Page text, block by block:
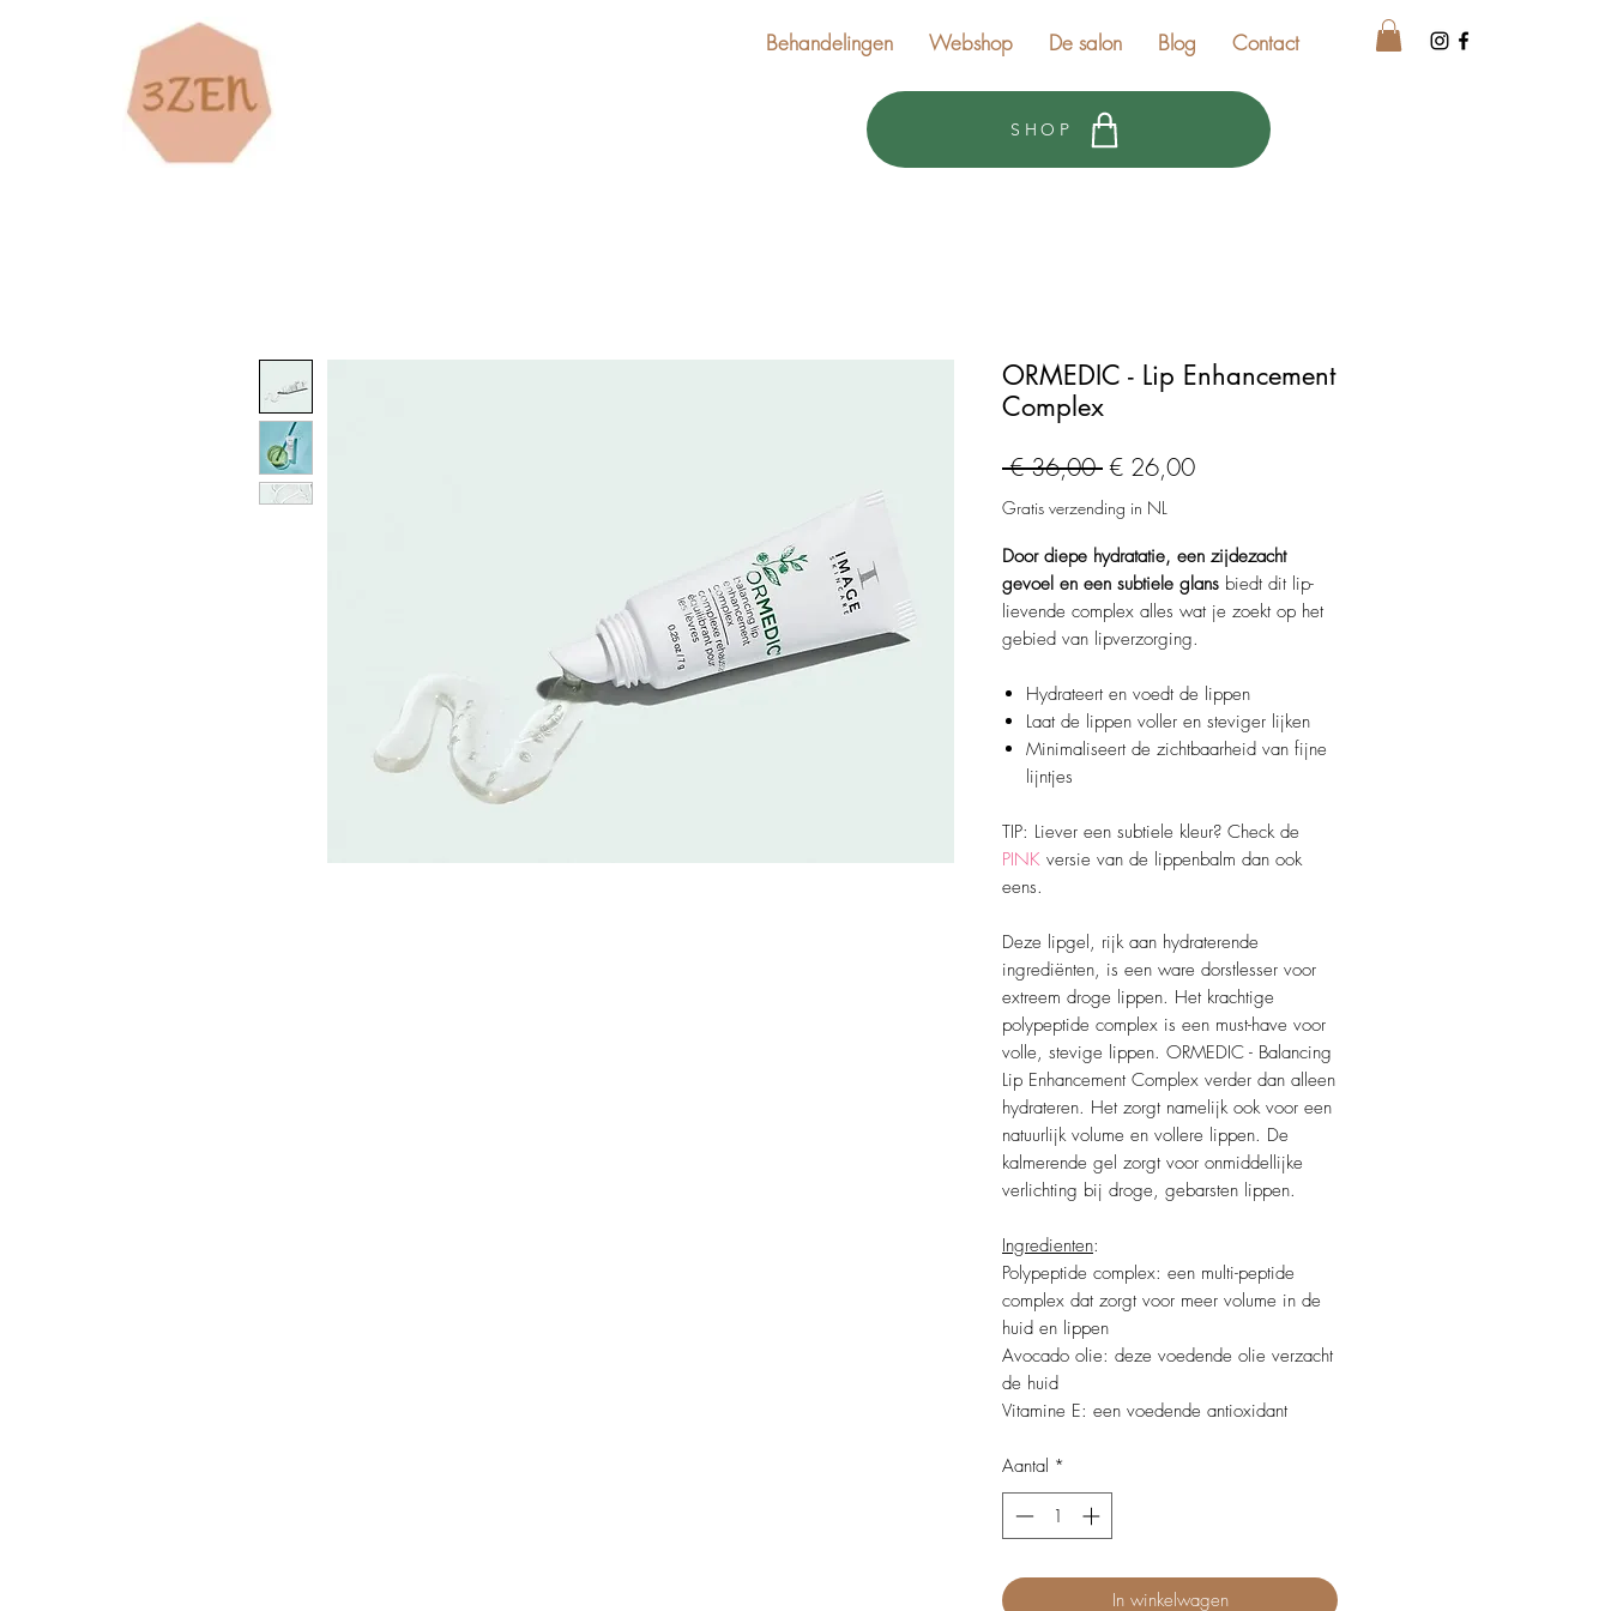
Behandelingen Webshop De salon Blog Contact
SHOP
ORMEDIC - Lip Enhancement
Complex
€ 36,00 Normale
prijs
€ 26,00Verkoopprijs
Gratis verzending in NL
Door diepe hydratatie, een zijdezacht
gevoel en een subtiele glans biedt dit lip-
lievende complex alles wat je zoekt op het
gebied van lipverzorging.
Hydrateert en voedt de lippen
Laat de lippen voller en steviger lijken
Minimaliseert de zichtbaarheid van fijne
lijntjes
TIP: Liever een subtiele kleur? Check de
PINK versie van de lippenbalm dan ook
eens.
Deze lipgel, rijk aan hydraterende
ingrediënten, is een ware dorstlesser voor
extreem droge lippen. Het krachtige
polypeptide complex is een must-have voor
volle, stevige lippen. ORMEDIC - Balancing
Lip Enhancement Complex verder dan alleen
hydrateren. Het zorgt namelijk ook voor een
natuurlijk volume en vollere lippen. De
kalmerende gel zorgt voor onmiddellijke
verlichting bij droge, gebarsten lippen.
Ingredienten:
Polypeptide complex: een multi-peptide
complex dat zorgt voor meer volume in de
huid en lippen
Avocado olie: deze voedende olie verzacht
de huid
Vitamine E: een voedende antioxidant
Aantal *
In winkelwagen